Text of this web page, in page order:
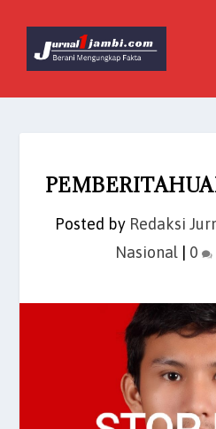
Posted by Redaksi
Nasional| 0 |